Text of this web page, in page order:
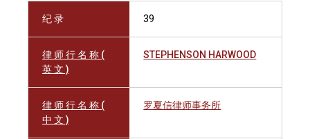
纪 录 39
律 师 行 名 称 (
英 文 )
STEPHENSON HARWOOD
律 师 行 名 称 (
中 文 )
罗夏信律师事务所